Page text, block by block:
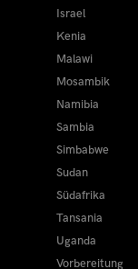
Israel
Kenia
Malawi
Mosambik
Namibia
Sambia
Simbabwe
Sudan
Südafrika
Tansania
Uganda
Vorbereitung